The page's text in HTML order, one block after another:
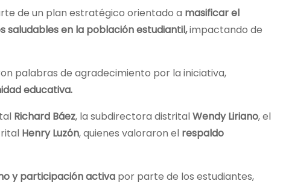
de un plan estratégico orientado a masificar el
en la población estudiantil,impactando de
palabras de agradecimiento por la iniciativa,
educativa.
Richard Báez, la subdirectora distritalWendy Liriano, el
Henry Luzón, quienes valoraron el respaldo
y participación activa por parte de los estudiantes,